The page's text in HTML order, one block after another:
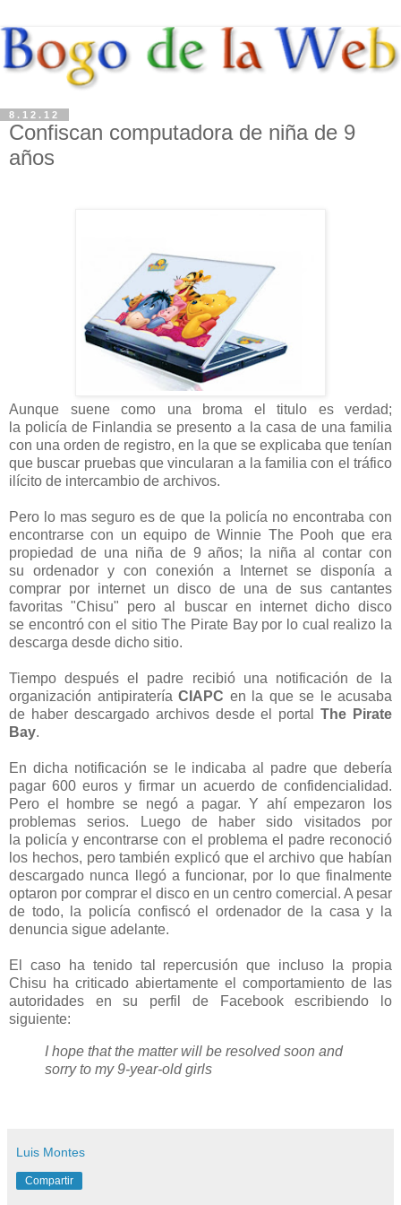
8.12.12
Confiscan computadora de niña de 9
años
Aunque suene como una broma el titulo es verdad;
la policía de Finlandia se presento a la casa de una familia
con una orden de registro, en la que se explicaba que tenían
que buscar pruebas que vincularan a la familia con el tráfico
ilícito de intercambio de archivos.
Pero lo mas seguro es de que la policía no encontraba con
encontrarse con un equipo de Winnie The Pooh que era
propiedad de una niña de 9 años; la niña al contar con
su ordenador y con conexión a Internet se disponía a
comprar por internet un disco de una de sus cantantes
favoritas "Chisu" pero al buscar en internet dicho disco
se encontró con el sitio The Pirate Bay por lo cual realizo la
descarga desde dicho sitio.
Tiempo después el padre recibió una notificación de la
organización antipiratería CIAPC en la que se le acusaba
de haber descargado archivos desde el portalThe Pirate
Bay.
En dicha notificación se le indicaba al padre que debería
pagar 600 euros y firmar un acuerdo de confidencialidad.
Pero el hombre se negó a pagar. Y ahí empezaron los
problemas serios. Luego de haber sido visitados por
la policía y encontrarse con el problema el padre reconoció
los hechos, pero también explicó que el archivo que habían
descargado nunca llegó a funcionar, por lo que finalmente
optaron por comprar el disco en un centro comercial. A pesar
de todo, la policía confiscó el ordenador de la casa y la
denuncia sigue adelante.
El caso ha tenido tal repercusión que incluso la propia
Chisu ha criticado abiertamente el comportamiento de las
autoridades en su perfil de Facebook escribiendo lo
siguiente:
I hope that the matter will be resolved soon and
sorry to my 9-year-old girls
Luis Montes
Compartir